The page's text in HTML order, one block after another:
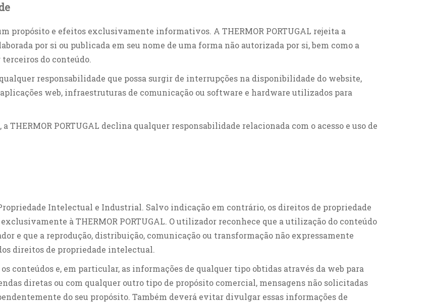
propósito e efeitos exclusivamente informativos. A THERMOR PORTUGAL rejeita a
por si ou publicada em seu nome de uma forma não autorizada por si, bem como a
do conteúdo.
responsabilidade que possa surgir de interrupções na disponibilidade do website,
web, infraestruturas de comunicação ou software e hardware utilizados para
PORTUGAL declina qualquer responsabilidade relacionada com o acesso e uso de
Intelectual e Industrial. Salvo indicação em contrário, os direitos de propriedade
à THERMOR PORTUGAL. O utilizador reconhece que a utilização do conteúdo
e que a reprodução, distribuição, comunicação ou transformação não expressamente
direitos de propriedade intelectual.
conteúdos e, em particular, as informações de qualquer tipo obtidas através da web para
diretas ou com qualquer outro tipo de propósito comercial, mensagens não solicitadas
do seu propósito. Também deverá evitar divulgar essas informações de